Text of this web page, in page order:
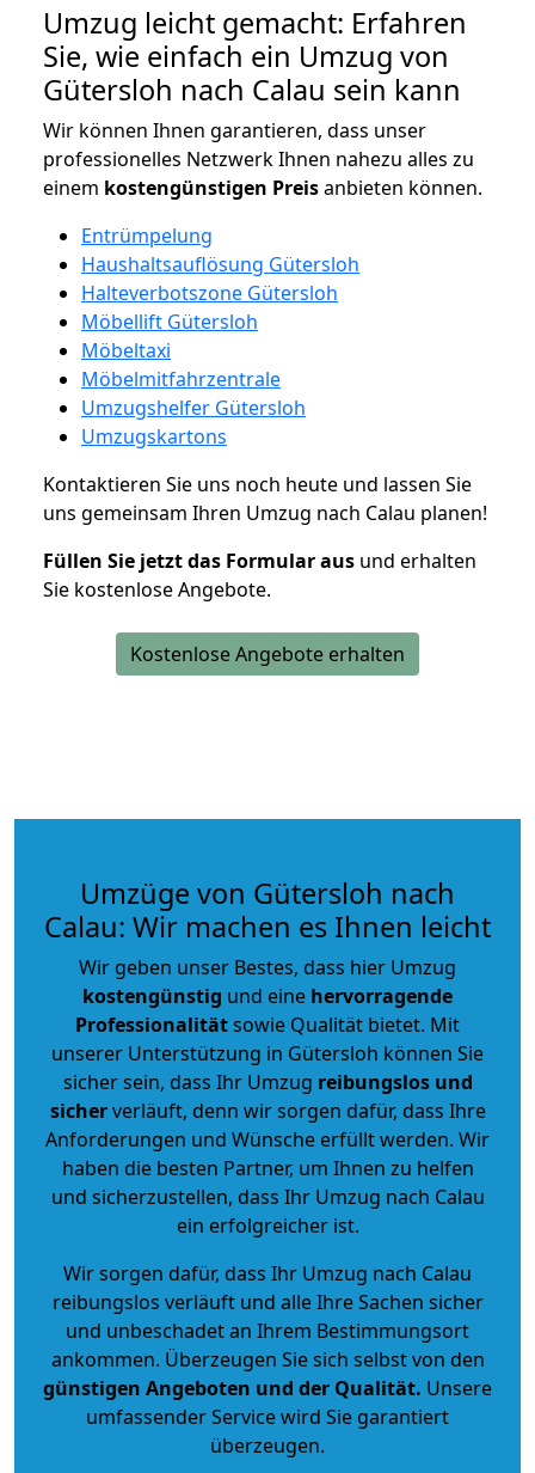
Umzug leicht gemacht: Erfahren
Sie, wie einfach ein Umzug von
Gütersloh nach Calau sein kann
Wir können Ihnen garantieren, dass unser
professionelles Netzwerk Ihnen nahezu alles zu
einem kostengünstigen Preisanbieten können.
Entrümpelung
Haushaltsauflösung Gütersloh
Halteverbotszone Gütersloh
Möbellift Gütersloh
Möbeltaxi
Möbelmitfahrzentrale
Umzugshelfer Gütersloh
Umzugskartons
Kontaktieren Sie uns noch heute und lassen Sie
uns gemeinsam Ihren Umzug nach Calau planen!
Füllen Sie jetzt das Formular aus und erhalten
Sie kostenlose Angebote.
Kostenlose Angebote erhalten
Umzüge von Gütersloh nach
Calau: Wir machen es Ihnen leicht
Wir geben unser Bestes, dass hier Umzug
kostengünstig und eine hervorragende
Professionalitätsowie Qualität bietet. Mit
unserer Unterstützung in Gütersloh können Sie
sicher sein, dass Ihr Umzug reibungslos und
sicherverläuft, denn wir sorgen dafür, dass Ihre
Anforderungen und Wünsche erfüllt werden. Wir
haben die besten Partner, um Ihnen zu helfen
und sicherzustellen, dass Ihr Umzug nach Calau
ein erfolgreicher ist.
Wir sorgen dafür, dass Ihr Umzug nach Calau
reibungslos verläuft und alle Ihre Sachen sicher
und unbeschadet an Ihrem Bestimmungsort
ankommen. Überzeugen Sie sich selbst von den
günstigen Angeboten und der Qualität. Unsere
umfassender Service wird Sie garantiert
überzeugen.